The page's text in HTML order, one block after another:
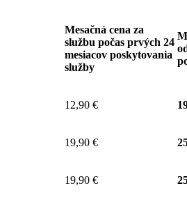
Mesačná cena za
službu počas prvých 24
mesiacov poskytovania
služby
12,90 €
19,90 €
19,90 €